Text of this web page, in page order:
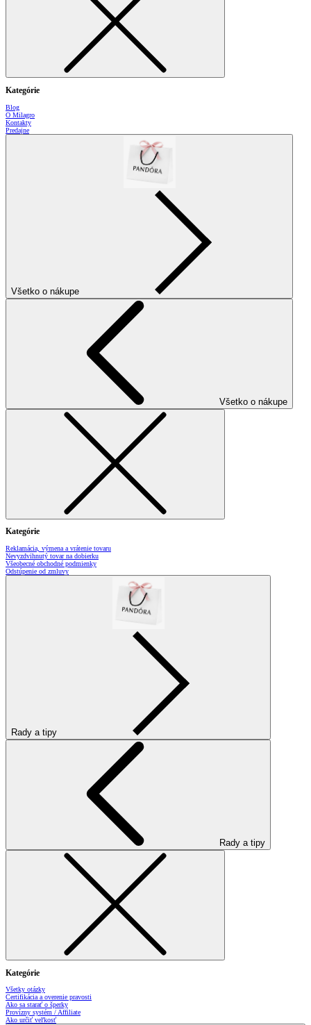
Kategórie
Blog
O Milagro
Kontakty
Predajne
Všetko o nákupe
Všetko o nákupe
Kategórie
Reklamácia, výmena a vrátenie tovaru
Nevyzdvihnutý tovar na dobierku
Všeobecné obchodné podmienky
Odstúpenie od zmluvy
Rady a tipy
Rady a tipy
Kategórie
Všetky otázky
Certifikácia a overenie pravosti
Ako sa starať o šperky
Provízny systém / Affiliate
Ako určiť veľkosť